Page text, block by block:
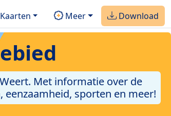
Meer Download
Met informatie over de
sporten en meer!